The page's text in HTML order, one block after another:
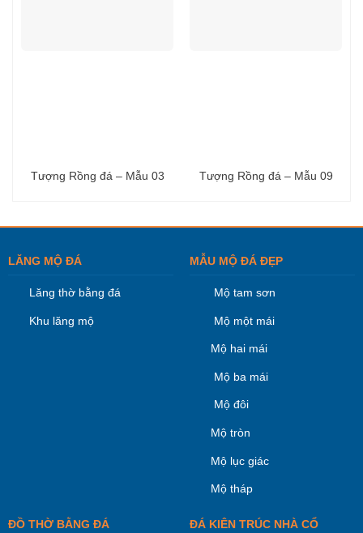
Tượng Rồng đá – Mẫu 03 Tượng Rồng đá – Mẫu 09
LĂNG MỘ ĐÁ
Lăng thờ bằng đá
Khu lăng mộ
MẪU MỘ ĐÁ ĐẸP
Mộ tam sơn
Mộ một mái
Mộ hai mái
Mộ ba mái
Mộ đôi
Mộ tròn
Mộ lục giác
Mộ tháp
ĐỒ THỜ BẰNG ĐÁ ĐÁ KIÊN TRÚC NHÀ CỔ